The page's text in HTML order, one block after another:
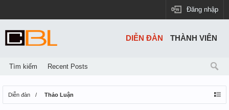
Đăng nhập
Diễn đàn Thảo Luận
DIỄN ĐÀN
Tìm kiếm Recent Posts
THÀNH VIÊN